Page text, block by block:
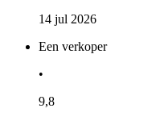
14 jul 2026
Een verkoper
•
9,8